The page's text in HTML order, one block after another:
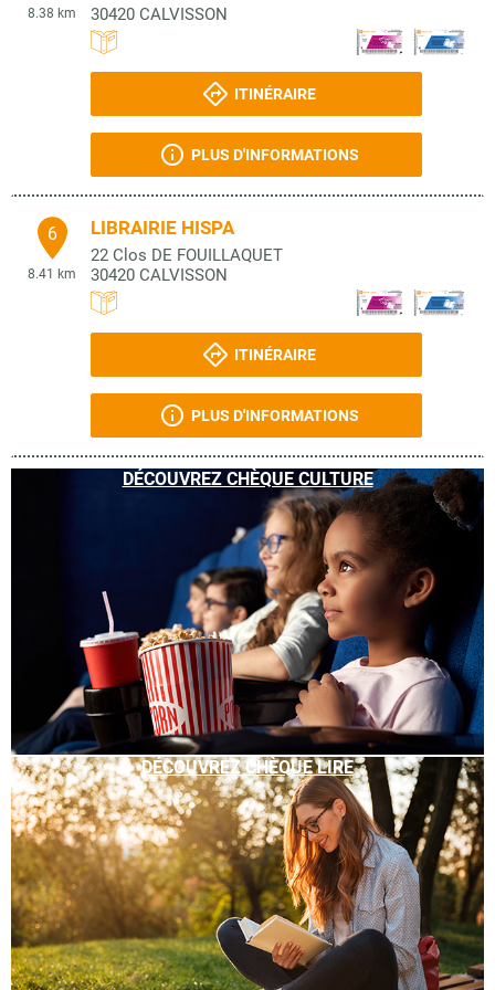
8.38 km
30420 CALVISSON
ITINÉRAIRE
PLUS D'INFORMATIONS
6
8.41 km
LIBRAIRIE HISPA
22 Clos DE FOUILLAQUET
30420 CALVISSON
ITINÉRAIRE
PLUS D'INFORMATIONS
DÉCOUVREZ CHÈQUE CULTURE
DÉCOUVREZ CHÈQUE LIRE